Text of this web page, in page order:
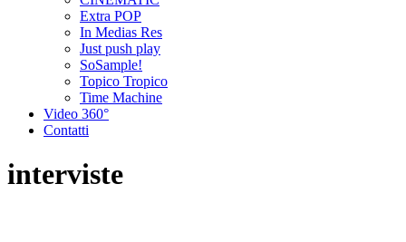
Extra POP
In Medias Res
Just push play
SoSample!
Topico Tropico
Time Machine
Video 360°
Contatti
interviste